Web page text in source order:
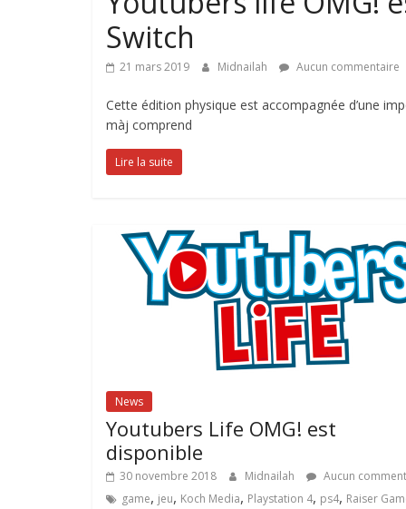
Switch
21 mars 2019 Midnailah Aucun commentaire
Cette édition physique est accompagnée d’une
màj comprend
Lire la suite
News
Youtubers Life OMG! est
disponible
30 novembre 2018 Midnailah
Aucun
game, jeu, Koch Media, Playstation 4, ps4, Raiser